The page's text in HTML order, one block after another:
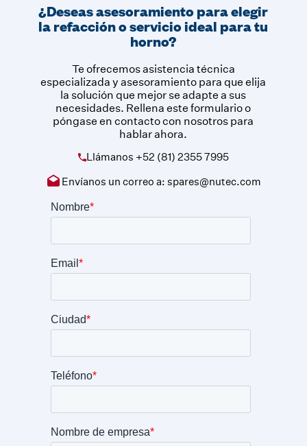
¿Deseas asesoramiento para elegir
la refacción o servicio ideal para tu
horno?
Te ofrecemos asistencia técnica
especializada y asesoramiento para que elija
la solución que mejor se adapte a sus
necesidades. Rellena este formulario o
póngase en contacto con nosotros para
hablar ahora.
Llámanos +52 (81) 2355 7995
Envíanos un correo a:spares@nutec.com